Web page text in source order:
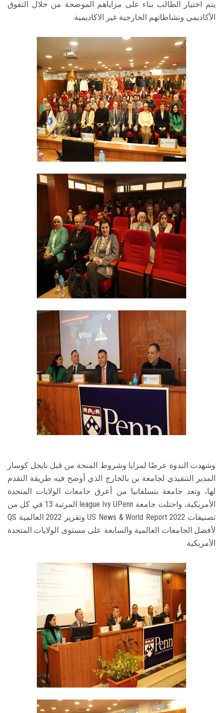
يتم اختيار الطالب بناء على مزاياهم الموضحة من خلال التفوق
الأكاديمي ونشاطاتهم الخارجية غير الاكاديمية.
وشهدت الندوة عرضًا لمزايا وشروط المنحة من قبل نايجل كوسار
المدير التنفيذي لجامعة بن بالخارج الذي أوضح فيه طريقة التقدم
لها، وتعد جامعة بنسلفانيا من أعرق جامعات الولايات المتحدة
الأمريكية، واحتلت جامعة league Ivy UPenn المرتبة 13 في كل من
تصنيفات US News & World Report 2022 وتقرير 2022 العالمية QS
لأفضل الجامعات العالمية والسابعة على مستوى الولايات المتحدة
الأمريكية.